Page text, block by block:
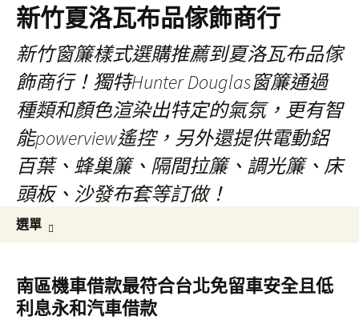
新竹夏洛瓦布品傢飾商行
新竹窗簾樣式選購推薦到夏洛瓦布品傢
飾商行！獨特Hunter Douglas窗簾通過
種類和顏色渲染出特定的氣氛，更有智
能powerview遙控，另外還提供電動鋁
百葉、蜂巢簾、隔間拉簾、調光簾、床
頭板、沙發布套等訂做！
選單
容
鍵
字:
南區機車借款最符合台北免留車安全且低
利息永和汽車借款